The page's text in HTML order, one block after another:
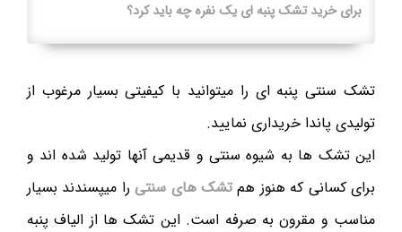
برای خرید تشک پنبه ای یک نفره چه باید کرد؟
تشک سنتی پنبه ای را میتوانید با کیفیتی بسیار مرغوب از
تولیدی پاندا خریداری نمایید.
این تشک ها به شیوه سنتی و قدیمی آنها تولید شده اند و
برای کسانی که هنوز همتشک های سنتیرا میپسندند بسیار
مناسب و مقرون به صرفه است. این تشک ها از الیاف پنبه